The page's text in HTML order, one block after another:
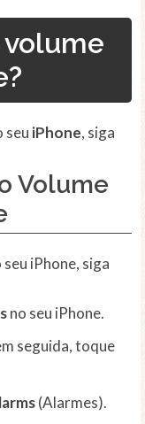
volume
seu iPhone, siga
Volume
seu iPhone, siga
no seu iPhone.
seguida, toque
(Alarmes).